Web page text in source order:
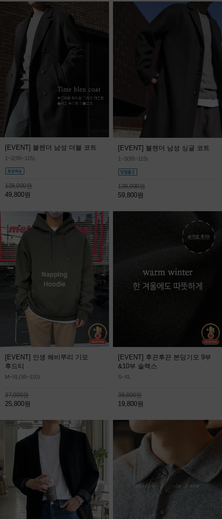
[EVENT] 블렌더 남성 더블 코트
1~2(95~115)
128,000원
49,800원
[EVENT] 블렌더 남성 싱글 코트
1~3(95~115)
128,000원
59,800원
[EVENT] 인생 헤비쭈리 기모
후드티
M~XL(95~110)
37,000원
25,800원
[EVENT] 후끈후끈 본딩기모 9부
&10부 슬랙스
S~XL
38,800원
19,800원